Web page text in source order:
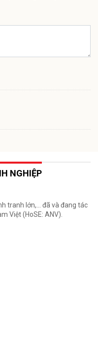
NGHIỆP
tranh lớn,... đã và đang tác
Việt (HoSE: ANV).